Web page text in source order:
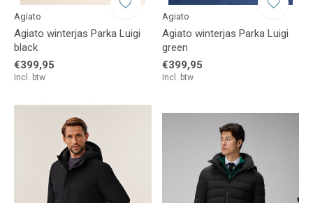
Agiato
Agiato winterjas Parka Luigi
black
€399,95
Incl. btw
Agiato
Agiato winterjas Parka Luigi
green
€399,95
Incl. btw